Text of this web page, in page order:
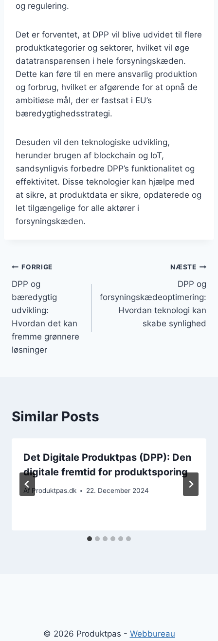
og regulering.
Det er forventet, at DPP vil blive udvidet til flere
produktkategorier og sektorer, hvilket vil øge
datatransparensen i hele forsyningskæden.
Dette kan føre til en mere ansvarlig produktion
og forbrug, hvilket er afgørende for at opnå de
ambitiøse mål, der er fastsat i EU’s
bæredygtighedsstrategi.
Desuden vil den teknologiske udvikling,
herunder brugen af blockchain og IoT,
sandsynligvis forbedre DPP’s funktionalitet og
effektivitet. Disse teknologier kan hjælpe med
at sikre, at produktdata er sikre, opdaterede og
let tilgængelige for alle aktører i
forsyningskæden.
Post
navigation
FORRIGE
DPP og
bæredygtig
udvikling:
Hvordan det kan
fremme grønnere
løsninger
NÆSTE
DPP og
forsyningskædeoptimering:
Hvordan teknologi kan
skabe synlighed
Similar Posts
Det Digitale Produktpas (DPP): Den
digitale fremtid for produktsporing
Af Produktpas.dk 22. December 2024
© 2026 Produktpas - Webbureau